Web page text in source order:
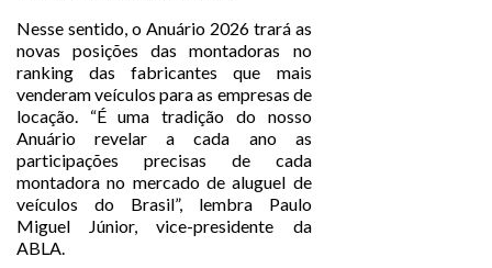
Nesse sentido, o Anuário 2026 trará as
novas posições das montadoras no
ranking das fabricantes que mais
venderam veículos para as empresas de
locação. “É uma tradição do nosso
Anuário revelar a cada ano as
participações precisas de cada
montadora no mercado de aluguel de
veículos do Brasil”, lembra Paulo
Miguel Júnior, vice-presidente da
ABLA.